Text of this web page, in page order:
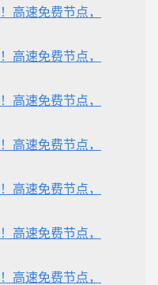
高速免费节点，
高速免费节点，
高速免费节点，
高速免费节点，
高速免费节点，
高速免费节点，
高速免费节点，